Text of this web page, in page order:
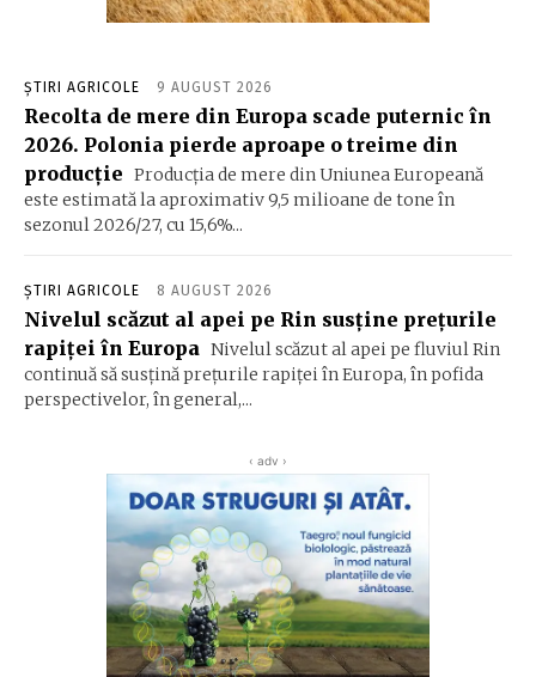
ȘTIRI AGRICOLE 9 AUGUST 2026
Recolta de mere din Europa scade puternic în
2026. Polonia pierde aproape o treime din
producție Producția de mere din Uniunea Europeană
este estimată la aproximativ 9,5 milioane de tone în
sezonul 2026/27, cu 15,6%...
ȘTIRI AGRICOLE 8 AUGUST 2026
Nivelul scăzut al apei pe Rin susține prețurile
rapiței în Europa Nivelul scăzut al apei pe fluviul Rin
continuă să susțină prețurile rapiței în Europa, în pofida
perspectivelor, în general,...
‹ adv ›